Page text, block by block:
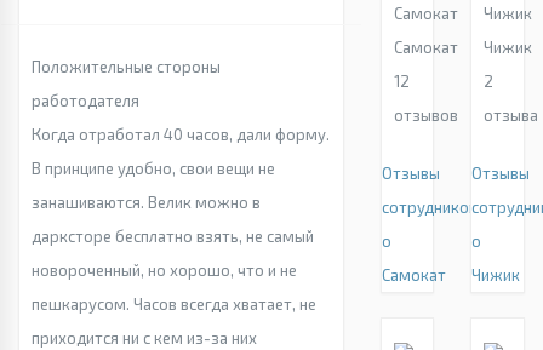
Положительные стороны
работодателя
Когда отработал 40 часов, дали форму.
В принципе удобно, свои вещи не
занашиваются. Велик можно в
дарксторе бесплатно взять, не самый
новороченный, но хорошо, что и не
пешкарусом. Часов всегда хватает, не
приходится ни с кем из-за них
Самокат
12
отзывов
Отзывы
сотрудников
о
Самокат
Чижик
2
отзыва
Отзывы
о
Чижик